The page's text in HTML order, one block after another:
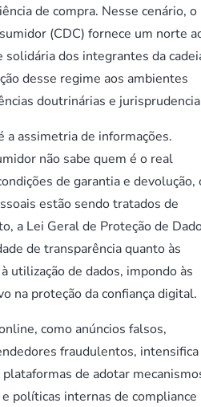
de compra. Nesse cenário, o
(CDC) fornece um norte
dos integrantes da
desse regime aos ambientes
doutrinárias e
a assimetria de informações.
não sabe quem é o real
de garantia e devolução,
estão sendo tratados de
a Lei Geral de Proteção de
de transparência quanto às
utilização de dados, impondo às
na proteção da confiança digital.
como anúncios falsos,
fraudulentos,
de adotar
políticas internas de compliance